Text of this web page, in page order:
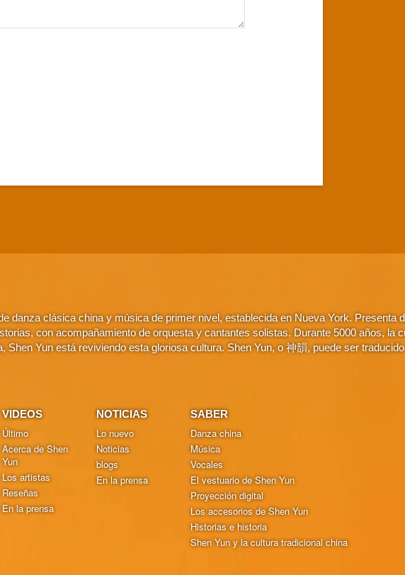
danza clásica china y música de primer nivel, establecida en Nueva York. Presenta
con acompañamiento de orquesta y cantantes solistas. Durante 5000 años, la
Yun está reviviendo esta gloriosa cultura. Shen Yun, o 神韻, puede ser
VIDEOS
Último
Acerca de Shen
Yun
Los artistas
Reseñas
En la prensa
NOTICIAS
Lo nuevo
Noticias
blogs
En la prensa
SABER
Danza china
Música
Vocales
El vestuario de Shen Yun
Proyección digital
Los accesorios de Shen Yun
Historias e historia
Shen Yun y la cultura tradicional china